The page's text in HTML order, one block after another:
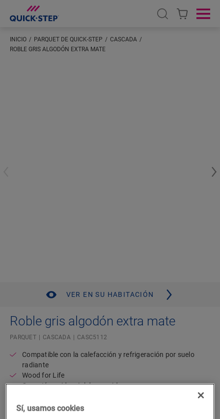
Open search
INICIO PARQUET DE QUICK-STEP
CASCADA
ROBLE GRIS ALGODÓN EXTRA MATE
VER EN SU HABITACIÓN
Roble gris algodón extra mate
PARQUET CASCADA CASC5112
Compatible con la calefacción y refrigeración por suelo
radiante
Wood for Life
Garantía residencial de por vida
Resistente al agua
Sí, usamos cookies